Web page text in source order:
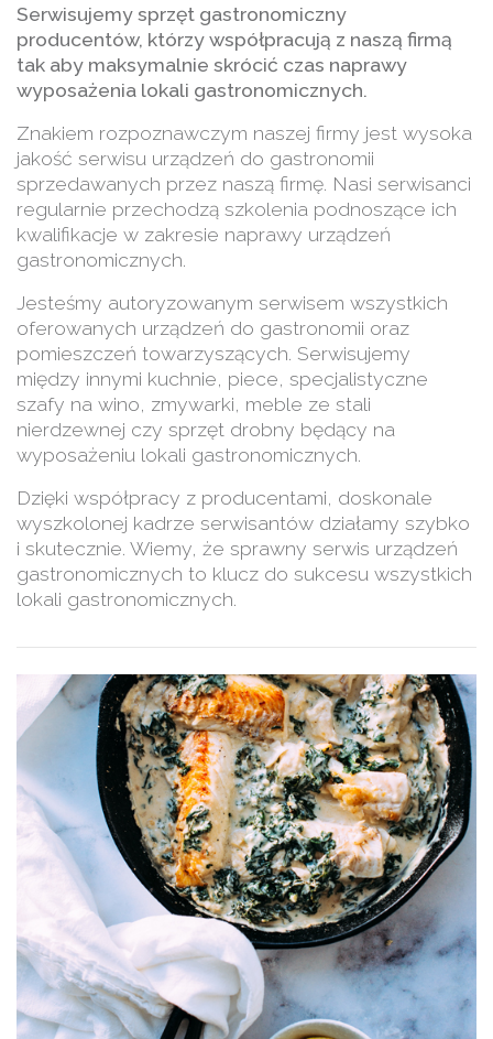
Serwisujemy sprzęt gastronomiczny
producentów, którzy współpracują z naszą firmą
tak aby maksymalnie skrócić czas naprawy
wyposażenia lokali gastronomicznych.
Znakiem rozpoznawczym naszej firmy jest wysoka
jakość serwisu urządzeń do gastronomii
sprzedawanych przez naszą firmę. Nasi serwisanci
regularnie przechodzą szkolenia podnoszące ich
kwalifikacje w zakresie naprawy urządzeń
gastronomicznych.
Jesteśmy autoryzowanym serwisem wszystkich
oferowanych urządzeń do gastronomii oraz
pomieszczeń towarzyszących. Serwisujemy
między innymi kuchnie, piece, specjalistyczne
szafy na wino, zmywarki, meble ze stali
nierdzewnej czy sprzęt drobny będący na
wyposażeniu lokali gastronomicznych.
Dzięki współpracy z producentami, doskonale
wyszkolonej kadrze serwisantów działamy szybko
i skutecznie. Wiemy, że sprawny serwis urządzeń
gastronomicznych to klucz do sukcesu wszystkich
lokali gastronomicznych.